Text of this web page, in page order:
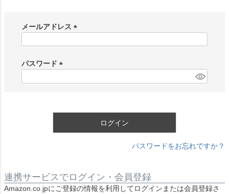
メールアドレス
)
パスワード
ログイン
パスワードをお忘れですか？
連携サービスでログイン・会員登録
Amazon.co.jpにご登録の情報を利用してログインまたは会員登録さ